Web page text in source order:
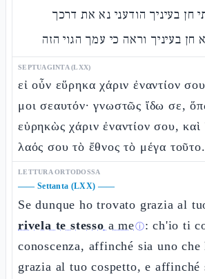
חן בעיניך הודעני נא את דרכך
בעיניך וראה כי עמך הגוי הזה
SEPTUAGINTA (LXX)
εἰ οὖν εὕρηκα χάριν ἐναντίον
μοι σεαυτόν· γνωστῶς ἴδω σε,
εὑρηκὼς χάριν ἐναντίον σου, καὶ
λαός σου τὸ ἔθνος τὸ μέγα τοῦτο.
LETTURA ORTODOSSA
—— Settanta (LXX) ——
Se dunque ho trovato grazia al
rivela te stesso a meⓘ: ch'io ti
conoscenza, affinché sia uno
grazia al tuo cospetto, e affinché